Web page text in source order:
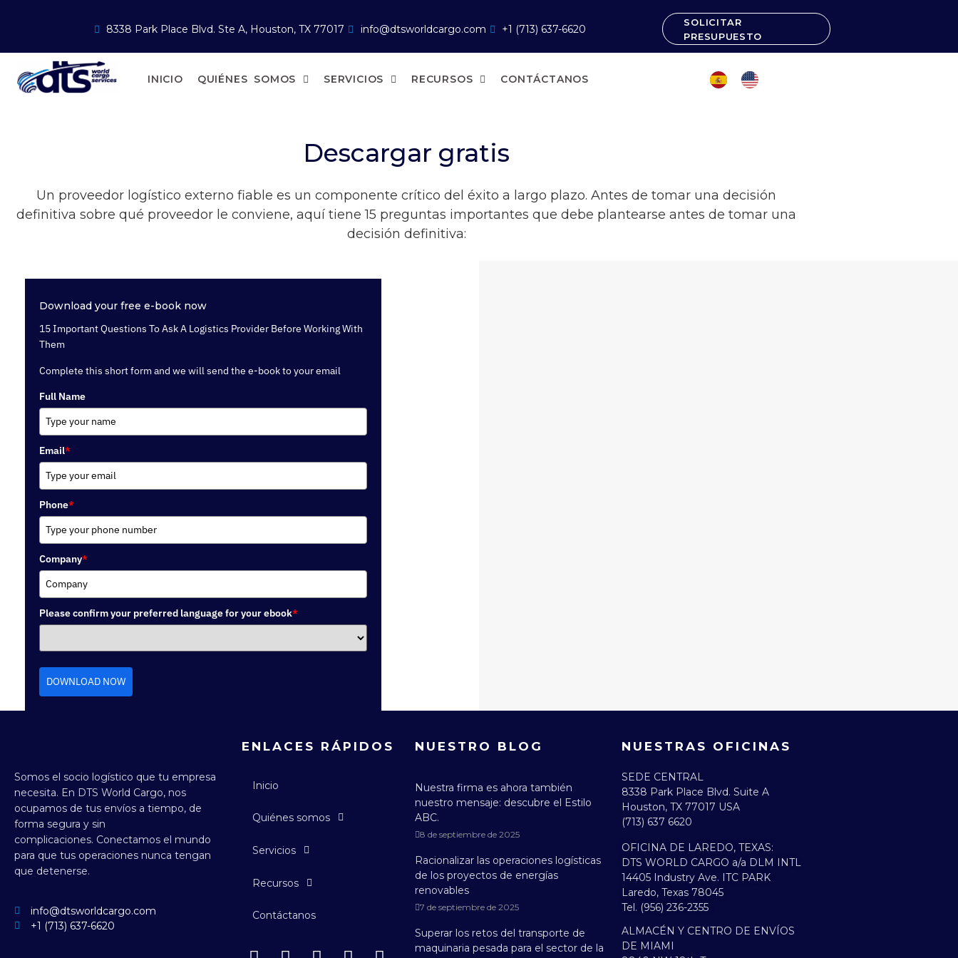
8338 Park Place Blvd. Ste A, Houston, TX 77017 info@dtsworldcargo.com +1 (713) 637-6620
SOLICITAR
PRESUPUESTO
INICIO QUIÉNES SOMOS SERVICIOS RECURSOS CONTÁCTANOS
Descargar gratis
Un proveedor logístico externo fiable es un componente crítico del éxito a largo plazo. Antes de tomar una decisión
definitiva sobre qué proveedor le conviene, aquí tiene 15 preguntas importantes que debe plantearse antes de tomar una
decisión definitiva:
Download your free e-book now
15 Important Questions To Ask A Logistics Provider Before Working With
Them
Complete this short form and we will send the e-book to your email
Full Name
Email*
Phone*
Company*
Please confirm your preferred language for your ebook*
DOWNLOAD NOW
Somos el socio logístico que tu empresa
necesita. En DTS World Cargo, nos
ocupamos de tus envíos a tiempo, de
forma segura y sin
complicaciones. Conectamos el mundo
para que tus operaciones nunca tengan
que detenerse.
info@dtsworldcargo.com
+1 (713) 637-6620
ENLACES RÁPIDOS
Inicio
Quiénes somos
Servicios
Recursos
Contáctanos
NUESTRO BLOG
Nuestra firma es ahora también
nuestro mensaje: descubre el Estilo
ABC.
8 de septiembre de 2025
Racionalizar las operaciones logísticas
de los proyectos de energías
renovables
7 de septiembre de 2025
Superar los retos del transporte de
maquinaria pesada para el sector de la
NUESTRAS OFICINAS
SEDE CENTRAL
8338 Park Place Blvd. Suite A
Houston, TX 77017 USA
(713) 637 6620
OFICINA DE LAREDO, TEXAS:​
DTS WORLD CARGO a/a DLM INTL
14405 Industry Ave. ITC PARK
Laredo, Texas 78045
Tel. (956) 236-2355
ALMACÉN Y CENTRO DE ENVÍOS
DE MIAMI